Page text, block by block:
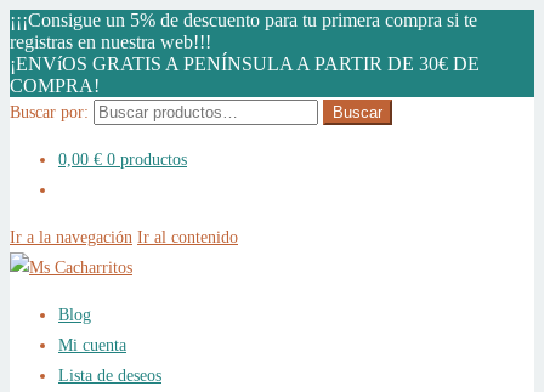
¡¡¡Consigue un 5% de descuento para tu primera compra si te
registras en nuestra web!!!
¡ENVíOS GRATIS A PENÍNSULA A PARTIR DE 30€ DE
COMPRA!
Buscar por: Buscar
0,00 € 0 productos
Ir a la navegación Ir al contenido
Blog
Mi cuenta
Lista de deseos